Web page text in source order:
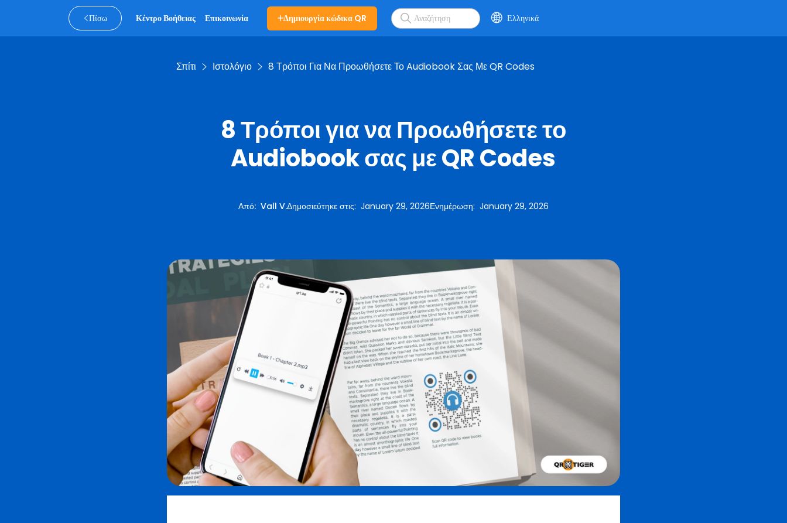
Πίσω Κέντρο Βοήθειας Επικοινωνία Δημιουργία κώδικα QR Ελληνικά
Σπίτι Ιστολόγιο 8 Τρόποι Για Να Προωθήσετε Το Audiobook Σας Με QR Codes
8 Τρόποι για να Προωθήσετε το
Audiobook σας με QR Codes
Από: Vall V.Δημοσιεύτηκε στις: January 29, 2026Ενημέρωση: January 29, 2026